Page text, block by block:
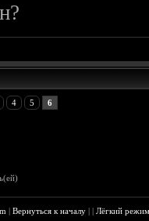
4 5 6
|Вернуться к началу ||Лёгкий